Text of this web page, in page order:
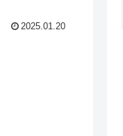
2025.01.20